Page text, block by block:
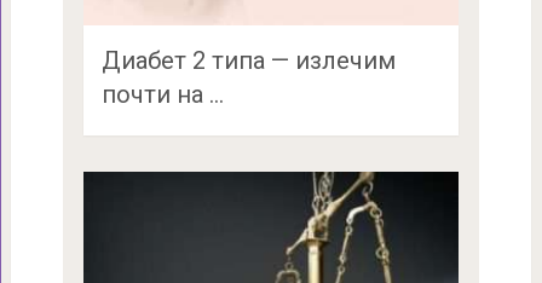
Диабет 2 типа — излечим
почти на …